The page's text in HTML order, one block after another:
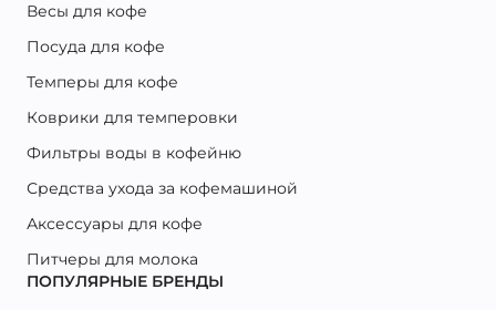
Весы для кофе
Посуда для кофе
Темперы для кофе
Коврики для темперовки
Фильтры воды в кофейню
Средства ухода за кофемашиной
Аксессуары для кофе
Питчеры для молока
ПОПУЛЯРНЫЕ БРЕНДЫ